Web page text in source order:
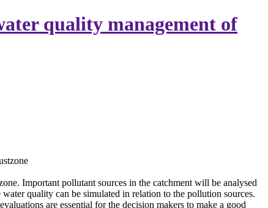
quality management of
Important pollutant sources in the catchment will be analysed
quality can be simulated in relation to the pollution sources.
are essential for the decision makers to make a good